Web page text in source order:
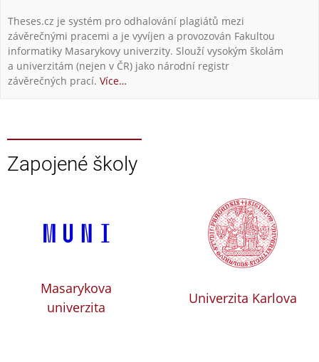
Theses.cz je systém pro odhalování plagiátů mezi
závěrečnými pracemi a je vyvíjen a provozován Fakultou
informatiky Masarykovy univerzity. Slouží vysokým školám
a univerzitám (nejen v ČR) jako národní registr
závěrečných prací. Více…
Zapojené školy
Masarykova
univerzita
Univerzita Karlova